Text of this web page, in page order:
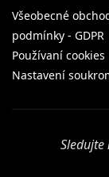
Všeobecné
podmínky - GDPR
Používaní cookies
Nastavení
Sledujte